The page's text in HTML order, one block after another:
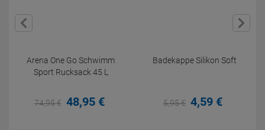
Arena One Go Schwimm
Sport Rucksack 45 L
74,95€ 48,95 €
Badekappe Silikon Soft
5,95€ 4,59 €